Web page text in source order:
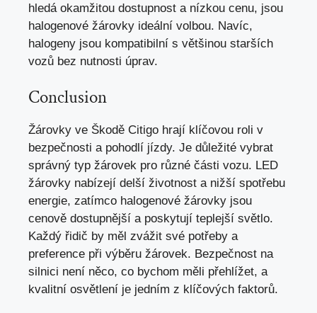
hledá okamžitou dostupnost a nízkou cenu, jsou
halogenové žárovky ideální volbou. Navíc,
halogeny jsou kompatibilní s většinou starších
vozů bez nutnosti úprav.
Conclusion
Žárovky ve Škodě Citigo hrají klíčovou roli v
bezpečnosti a pohodlí jízdy. Je důležité vybrat
správný typ žárovek pro různé části vozu. LED
žárovky nabízejí delší životnost a nižší spotřebu
energie, zatímco halogenové žárovky jsou
cenově dostupnější a poskytují teplejší světlo.
Každý řidič by měl zvážit své potřeby a
preference při výběru žárovek. Bezpečnost na
silnici není něco, co bychom měli přehlížet, a
kvalitní osvětlení je jedním z klíčových faktorů.